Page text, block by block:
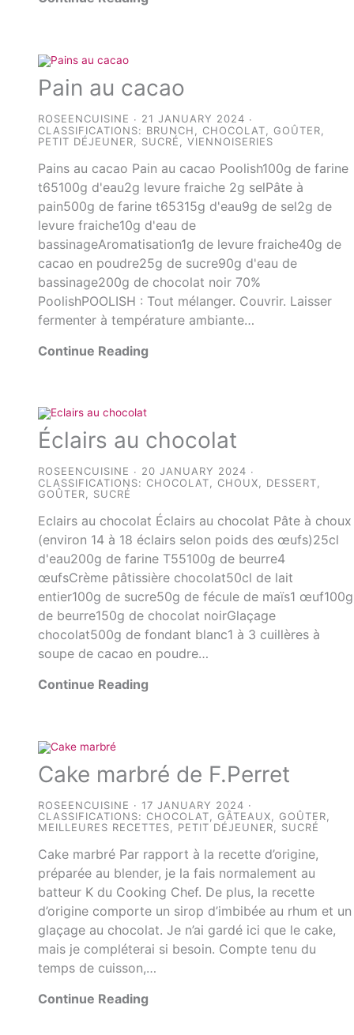
Pain au cacao
ROSEENCUISINE
21 JANUARY 2024
CLASSIFICATIONS: BRUNCH ,CHOCOLAT ,GOÛTER
PETIT DÉJEUNER
SUCRÉ ,VIENNOISERIES
Pains au cacao Pain au cacao Poolish100g de farine
t65100g d'eau2g levure fraiche 2g selPâte à
pain500g de farine t65315g d'eau9g de sel2g de
levure fraiche10g d'eau de
bassinageAromatisation1g de levure fraiche40g de
cacao en poudre25g de sucre90g d'eau de
bassinage200g de chocolat noir 70%
PoolishPOOLISH : Tout mélanger. Couvrir. Laisser
fermenter à température ambiante…
Continue Reading
Éclairs au chocolat
ROSEENCUISINE
20 JANUARY 2024
CLASSIFICATIONS:CHOCOLAT ,CHOUX DESSERT
GOÛTER
SUCRÉ
Eclairs au chocolat Éclairs au chocolat Pâte à choux
(environ 14 à 18 éclairs selon poids des œufs)25cl
d'eau200g de farine T55100g de beurre4
œufsCrème pâtissière chocolat50cl de lait
entier100g de sucre50g de fécule de maïs1 œuf100g
de beurre150g de chocolat noirGlaçage
chocolat500g de fondant blanc1 à 3 cuillères à
soupe de cacao en poudre…
Continue Reading
Cake marbré de F.Perret
ROSEENCUISINE
17 JANUARY 2024
CLASSIFICATIONS:CHOCOLAT,GÂTEAUX,GOÛTER,
MEILLEURES RECETTES, PETIT DÉJEUNER, SUCRÉ
Cake marbré Par rapport à la recette d’origine,
préparée au blender, je la fais normalement au
batteur K du Cooking Chef. De plus, la recette
d’origine comporte un sirop d’imbibée au rhum et un
glaçage au chocolat. Je n’ai gardé ici que le cake,
mais je compléterai si besoin. Compte tenu du
temps de cuisson,…
Continue Reading